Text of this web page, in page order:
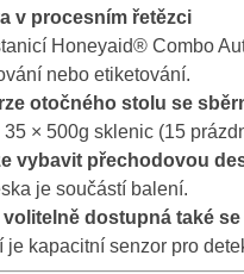
v procesním řetězci
Honeyaid® Combo
nebo etiketování.
otočného stolu se
35 × 500g sklenic (15
vybavit přechodovou
je součástí balení.
dostupná také
je kapacitní senzor pro